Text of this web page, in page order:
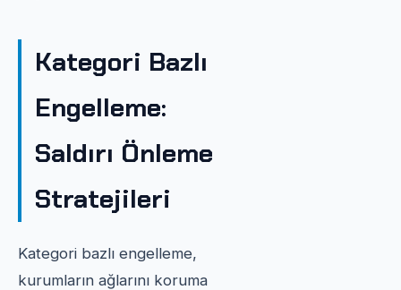
Kategori Bazlı
Engelleme:
Saldırı Önleme
Stratejileri
Kategori bazlı engelleme,
kurumların ağlarını koruma